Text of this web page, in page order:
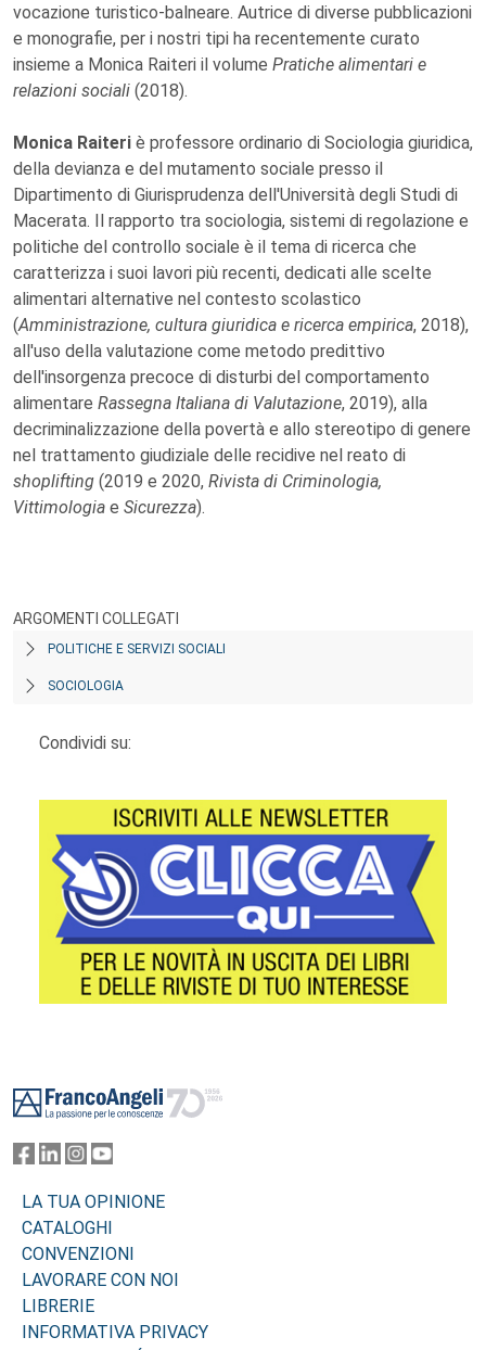
vocazione turistico-balneare. Autrice di diverse pubblicazioni
e monografie, per i nostri tipi ha recentemente curato
insieme a Monica Raiteri il volume Pratiche alimentari e
relazioni sociali (2018).
Monica Raiteri è professore ordinario di Sociologia giuridica,
della devianza e del mutamento sociale presso il
Dipartimento di Giurisprudenza dell'Università degli Studi di
Macerata. Il rapporto tra sociologia, sistemi di regolazione e
politiche del controllo sociale è il tema di ricerca che
caratterizza i suoi lavori più recenti, dedicati alle scelte
alimentari alternative nel contesto scolastico
(Amministrazione, cultura giuridica e ricerca empirica, 2018),
all'uso della valutazione come metodo predittivo
dell'insorgenza precoce di disturbi del comportamento
alimentare Rassegna Italiana di Valutazione, 2019), alla
decriminalizzazione della povertà e allo stereotipo di genere
nel trattamento giudiziale delle recidive nel reato di
shoplifting (2019 e 2020, Rivista di Criminologia,
Vittimologia e Sicurezza).
ARGOMENTI COLLEGATI
POLITICHE E SERVIZI SOCIALI
SOCIOLOGIA
Condividi su:
LA TUA OPINIONE
CATALOGHI
CONVENZIONI
LAVORARE CON NOI
LIBRERIE
INFORMATIVA PRIVACY